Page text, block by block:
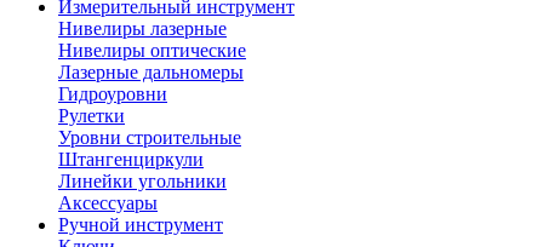
Измерительный инструмент
Нивелиры лазерные
Нивелиры оптические
Лазерные дальномеры
Гидроуровни
Рулетки
Уровни строительные
Штангенциркули
Линейки угольники
Аксессуары
Ручной инструмент